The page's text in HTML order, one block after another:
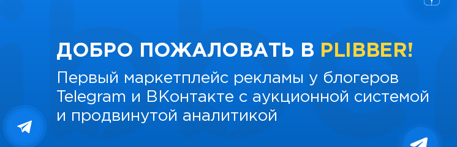
ДОБРО ПОЖАЛОВАТЬ В PLIBBER!
Первый маркетплейс рекламы у блогеров
Telegram и ВКонтакте с аукционной системой
и продвинутой аналитикой